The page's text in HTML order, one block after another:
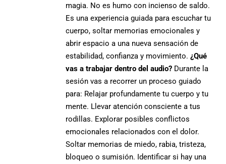
magia. No es humo con incienso de saldo.
Es una experiencia guiada para escuchar tu
cuerpo, soltar memorias emocionales y
abrir espacio a una nueva sensación de
estabilidad, confianza y movimiento.¿Qué
vas a trabajar dentro del audio? Durante la
sesión vas a recorrer un proceso guiado
para: Relajar profundamente tu cuerpo y tu
mente. Llevar atención consciente a tus
rodillas. Explorar posibles conflictos
emocionales relacionados con el dolor.
Soltar memorias de miedo, rabia, tristeza,
bloqueo o sumisión. Identificar si hay una